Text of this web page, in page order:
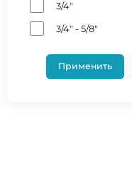
3/4"
3/4" - 5/8"
Применить